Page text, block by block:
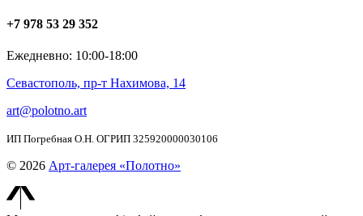
+7 978 53 29 352
Ежедневно: 10:00-18:00
Севастополь, пр-т Нахимова, 14
art@polotno.art
ИП Погребная О.Н. ОГРИП 325920000030106
© 2026 Арт-галерея «Полотно»